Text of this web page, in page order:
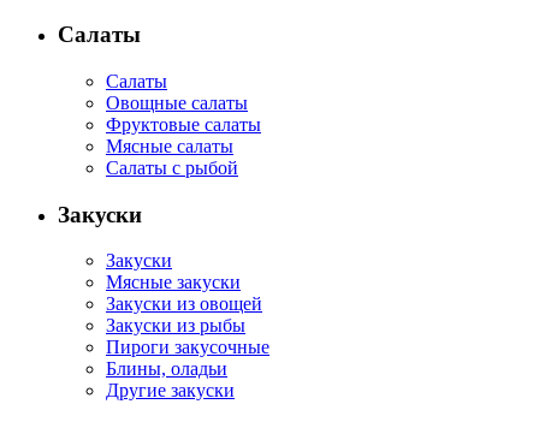
Салаты
Салаты
Овощные салаты
Фруктовые салаты
Мясные салаты
Салаты с рыбой
Закуски
Закуски
Мясные закуски
Закуски из овощей
Закуски из рыбы
Пироги закусочные
Блины, оладьи
Другие закуски